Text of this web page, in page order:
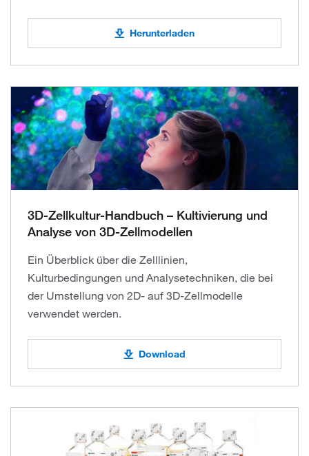
Herunterladen
3D-Zellkultur-Handbuch – Kultivierung und
Analyse von 3D-Zellmodellen
Ein Überblick über die Zelllinien,
Kulturbedingungen und Analysetechniken, die bei
der Umstellung von 2D- auf 3D-Zellmodelle
verwendet werden.
Download